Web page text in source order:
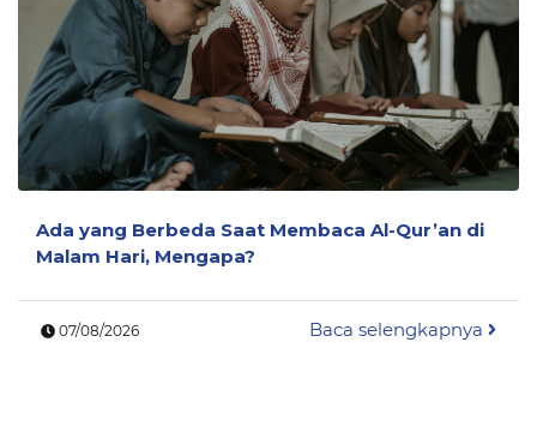
Ada yang Berbeda Saat Membaca Al-Qur’an di
Malam Hari, Mengapa?
07/08/2026 Baca selengkapnya